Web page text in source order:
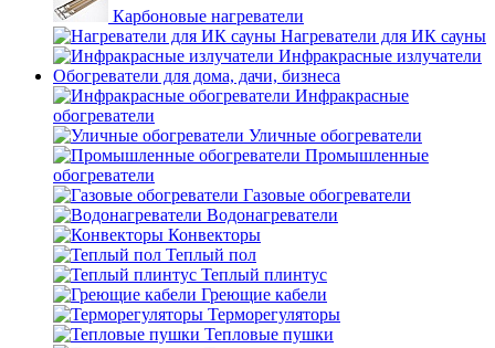
Карбоновые нагреватели
Нагреватели для ИК сауны
Инфракрасные излучатели
Обогреватели для дома, дачи, бизнеса
Инфракрасные
обогреватели
Уличные обогреватели
Промышленные
обогреватели
Газовые обогреватели
Водонагреватели
Конвекторы
Теплый пол
Теплый плинтус
Греющие кабели
Терморегуляторы
Тепловые пушки